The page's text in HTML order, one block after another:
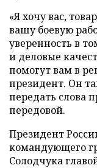
«Я хочу вас,
вашу боевую
уверенность в
и деловые
помогут вам в
президент. Он
передать слова
передовой.
Президент
командующего
Солодчука